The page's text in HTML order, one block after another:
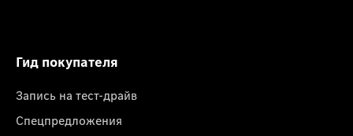
Гид покупателя
Запись на тест-драйв
Спецпредложения